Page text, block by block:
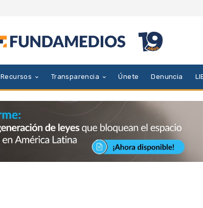
Recursos Transparencia Únete Denuncia